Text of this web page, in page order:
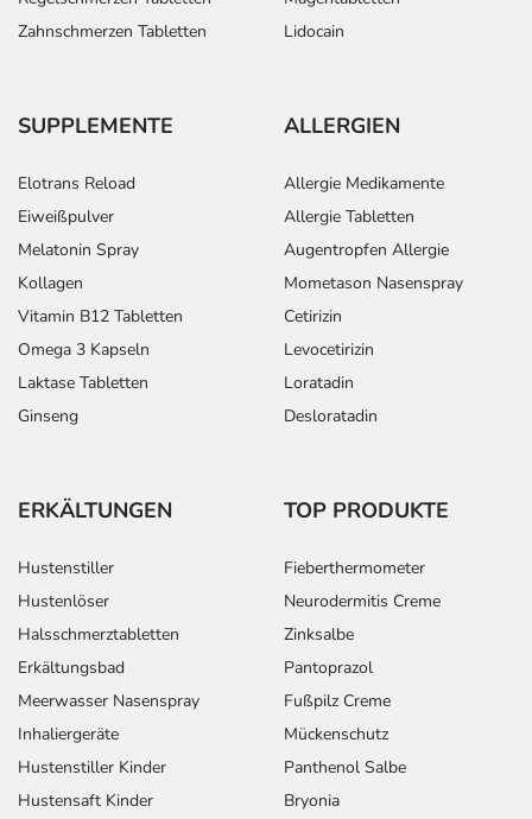
Zahnschmerzen Tabletten
Lidocain
SUPPLEMENTE
Elotrans Reload
Eiweißpulver
Melatonin Spray
Kollagen
Vitamin B12 Tabletten
Omega 3 Kapseln
Laktase Tabletten
Ginseng
ALLERGIEN
Allergie Medikamente
Allergie Tabletten
Augentropfen Allergie
Mometason Nasenspray
Cetirizin
Levocetirizin
Loratadin
Desloratadin
ERKÄLTUNGEN
Hustenstiller
Hustenlöser
Halsschmerztabletten
Erkältungsbad
Meerwasser Nasenspray
Inhaliergeräte
Hustenstiller Kinder
Hustensaft Kinder
TOP PRODUKTE
Fieberthermometer
Neurodermitis Creme
Zinksalbe
Pantoprazol
Fußpilz Creme
Mückenschutz
Panthenol Salbe
Bryonia